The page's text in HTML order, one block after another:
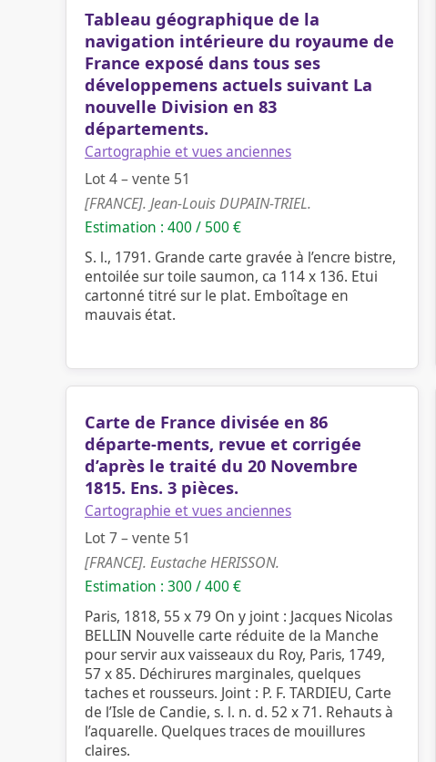
Tableau géographique de la
navigation intérieure du royaume de
France exposé dans tous ses
développemens actuels suivant La
nouvelle Division en 83
départements.
Cartographie et vues anciennes
Lot 4 – vente 51
[FRANCE]. Jean-Louis DUPAIN-TRIEL.
Estimation : 400 / 500 €
S. l., 1791. Grande carte gravée à l’encre bistre,
entoilée sur toile saumon, ca 114 x 136. Etui
cartonné titré sur le plat. Emboîtage en
mauvais état.
Carte de France divisée en 86
départe-ments, revue et corrigée
d’après le traité du 20 Novembre
1815. Ens. 3 pièces.
Cartographie et vues anciennes
Lot 7 – vente 51
[FRANCE]. Eustache HERISSON.
Estimation : 300 / 400 €
Paris, 1818, 55 x 79 On y joint : Jacques Nicolas
BELLIN Nouvelle carte réduite de la Manche
pour servir aux vaisseaux du Roy, Paris, 1749,
57 x 85. Déchirures marginales, quelques
taches et rousseurs. Joint : P. F. TARDIEU, Carte
de l’Isle de Candie, s. l. n. d. 52 x 71. Rehauts à
l’aquarelle. Quelques traces de mouillures
claires.